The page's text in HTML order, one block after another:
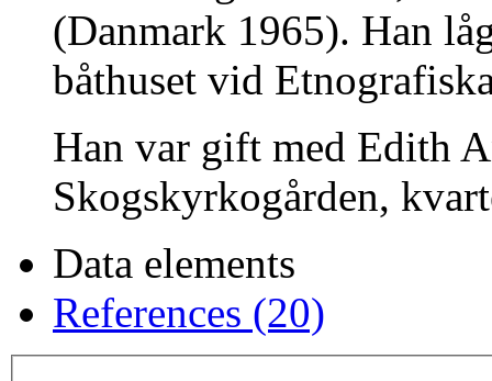
(Danmark 1965). Han
båthuset vid
Han var gift med Edith
Skogskyrkogården,
Data elements
References (20)